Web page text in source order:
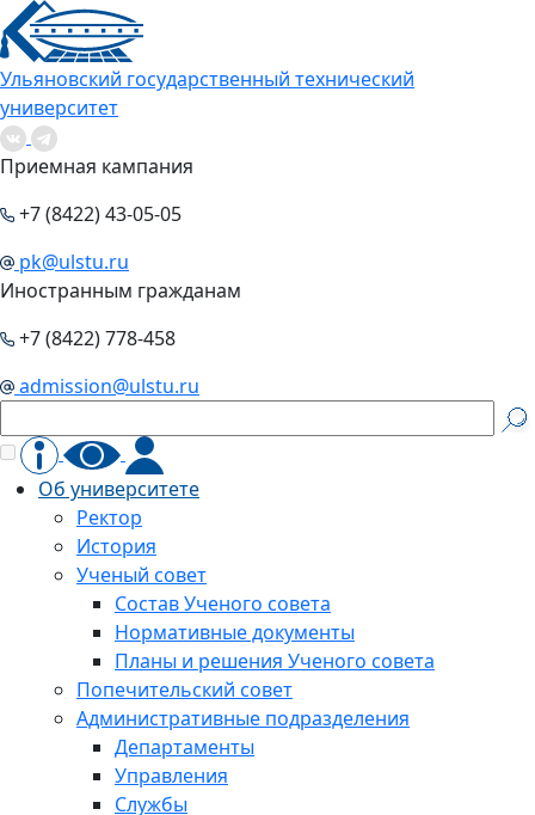
Ульяновский государственный технический
университет
Приемная кампания
+7 (8422) 43-05-05
pk@ulstu.ru
Иностранным гражданам
+7 (8422) 778-458
admission@ulstu.ru
Об университете
Ректор
История
Ученый совет
Состав Ученого совета
Нормативные документы
Планы и решения Ученого совета
Попечительский совет
Административные подразделения
Департаменты
Управления
Службы